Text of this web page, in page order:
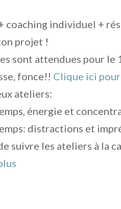
coaching individuel +
projet !
sont attendues pour
fonce!! Clique ici
ateliers:
énergie et
distractions et
suivre les ateliers à la